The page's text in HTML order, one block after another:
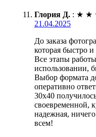
Глория Д. : ★ ★
21.04.2025
До заказа
которая быстро
Все этапы
использовании,
Выбор формата
оперативно
30х40
своевременной,
надежная,
всем!